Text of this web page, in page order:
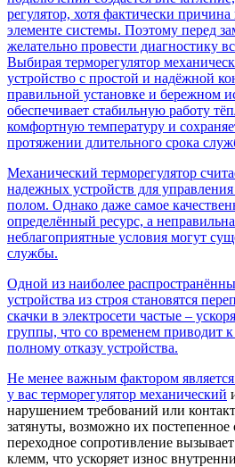
регулятор, хотя фактически
элементе системы. Поэтому перед
желательно провести диагностику
Выбирая терморегулятор
устройство с простой и надёжной
правильной установке и бережном
обеспечивает стабильную работу
комфортную температуру и
протяжении длительного срока
Механический терморегулятор
надежных устройств для
полом. Однако даже самое
определённый ресурс, а
неблагоприятные условия могут
службы.
Одной из наиболее
устройства из строя становятся
скачки в электросети частые –
группы, что со временем приводит
полному отказу устройства.
Не менее важным фактором
у вас терморегулятор механический
нарушением требований или
затянуты, возможно их
переходное сопротивление
клемм, что ускоряет износ